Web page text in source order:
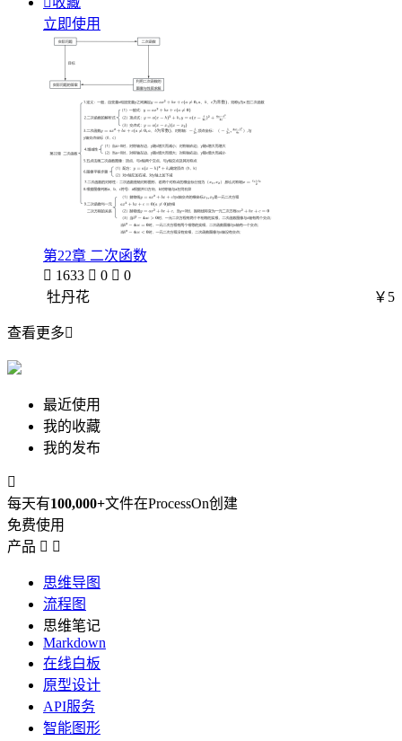
立即使用
第22章 二次函数
 1633  0  0
牡丹花
￥5
查看更多
最近使用
我的收藏
我的发布

每天有100,000+文件在ProcessOn创建
免费使用
产品  
思维导图
流程图
思维笔记
Markdown
在线白板
原型设计
API服务
智能图形